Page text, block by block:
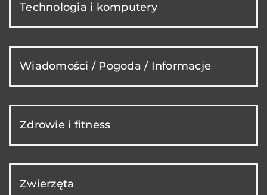
Technologia i komputery
Wiadomości / Pogoda / Informacje
Zdrowie i fitness
Zwierzęta